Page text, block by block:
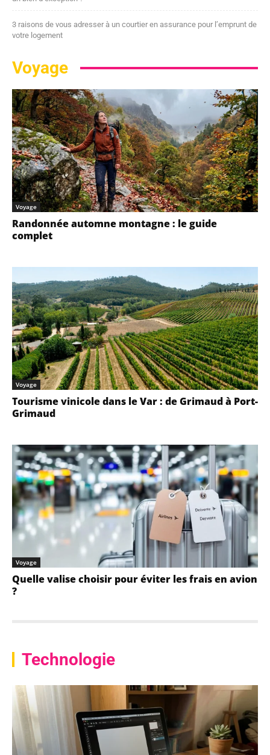
3 raisons de vous adresser à un courtier en assurance pour l’emprunt de
votre logement
Voyage
Voyage
Randonnée automne montagne : le guide
complet
Voyage
Tourisme vinicole dans le Var : de Grimaud à Port-
Grimaud
Voyage
Quelle valise choisir pour éviter les frais en avion
?
Technologie